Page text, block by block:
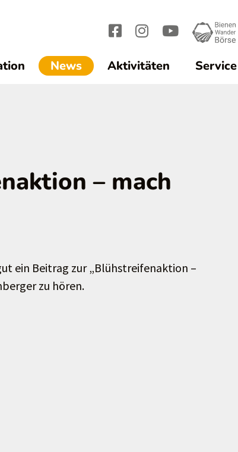
News(current)1
Aktivitäten Service
– mach
ein Beitrag zur „Blühstreifenaktion –
zu hören.